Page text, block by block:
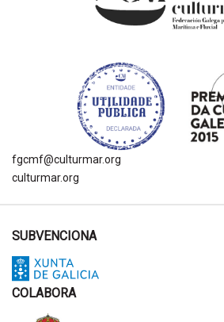
fgcmf@culturmar.org
culturmar.org
SUBVENCIONA
COLABORA